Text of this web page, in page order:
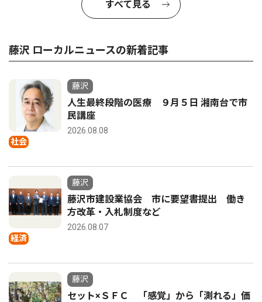
すべて見る
藤沢 ローカルニュースの新着記事
社会
藤沢
人生最終段階の医療 ９月５日 湘南台で市
民講座
2026.08.08
経済
藤沢
藤沢市建設業協会 市に要望書提出 働き
方改革・入札制度など
2026.08.07
藤沢
セット×ＳＦＣ 「感覚」から「測れる」価